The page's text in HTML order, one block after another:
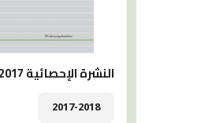
النشرة الإحصائية 2017- 2018
2017-2018